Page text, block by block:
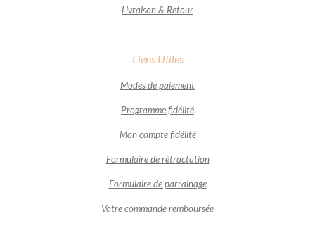
Livraison & Retour
Liens Utiles
Modes de paiement
Programme fidélité
Mon compte fidélité
Formulaire de rétractation
Formulaire de parrainage
Votre commande remboursée